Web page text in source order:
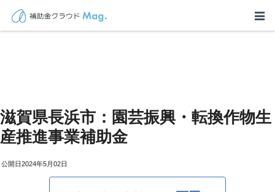
滋賀県長浜市：園芸振興・転換作物生
産推進事業補助金
2024年5月02日